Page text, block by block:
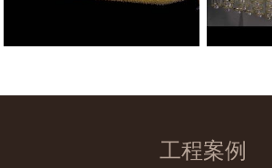
工程案例